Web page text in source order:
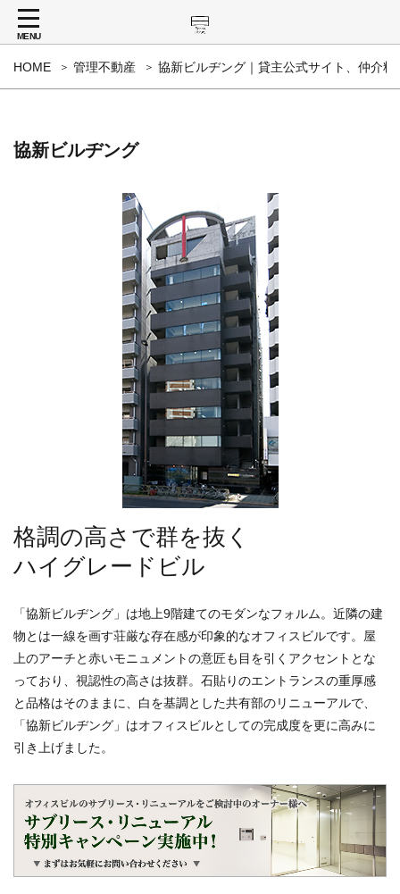
MENU
HOME 管理不動産 協新ビルヂング｜貸主公式サイト、仲介
協新ビルヂング
格調の高さで群を抜く
ハイグレードビル
「協新ビルヂング」は地上9階建てのモダンなフォルム。近隣の建
物とは一線を画す荘厳な存在感が印象的なオフィスビルです。屋
上のアーチと赤いモニュメントの意匠も目を引くアクセントとな
っており、視認性の高さは抜群。石貼りのエントランスの重厚感
と品格はそのままに、白を基調とした共有部のリニューアルで、
「協新ビルヂング」はオフィスビルとしての完成度を更に高みに
引き上げました。